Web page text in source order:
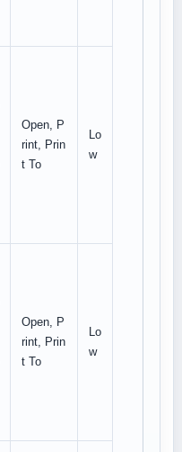
Open, P
rint, Prin
t To
Lo
w
Open, P
rint, Prin
t To
Lo
w